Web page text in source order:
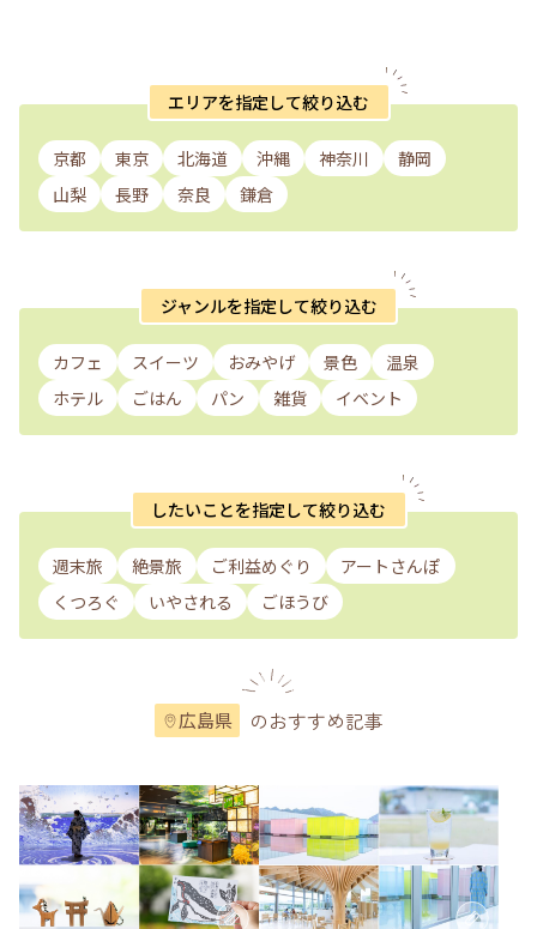
エリアを指定して絞り込む
京都 東京 北海道 沖縄 神奈川
静岡
山梨
長野 奈良 鎌倉
ジャンルを指定して絞り込む
カフェ スイーツ おみやげ 景色
温泉
ホテル
ごはん パン 雑貨 イベント
したいことを指定して絞り込む
週末旅 絶景旅 ご利益めぐり
アートさんぽ
くつろぐ
いやされる ごほうび
広島県 のおすすめ記事